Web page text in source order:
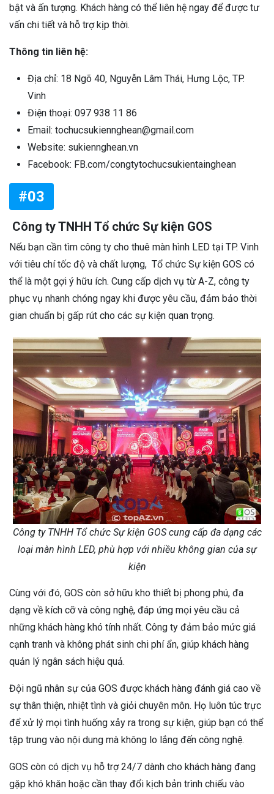
bật và ấn tượng. Khách hàng có thể liên hệ ngay để được tư
vấn chi tiết và hỗ trợ kịp thời.
Thông tin liên hệ:
Địa chỉ: 18 Ngõ 40, Nguyễn Lâm Thái, Hưng Lộc, TP.
Vinh
Điện thoại: 097 938 11 86
Email: tochucsukiennghean@gmail.com
Website: sukiennghean.vn
Facebook: FB.com/congtytochucsukientainghean
#03
Công ty TNHH Tổ chức Sự kiện GOS
Nếu bạn cần tìm công ty cho thuê màn hình LED tại TP. Vinh
với tiêu chí tốc độ và chất lượng, Tổ chức Sự kiện GOS có
thể là một gợi ý hữu ích. Cung cấp dịch vụ từ A-Z, công ty
phục vụ nhanh chóng ngay khi được yêu cầu, đảm bảo thời
gian chuẩn bị gấp rút cho các sự kiện quan trọng.
Công ty TNHH Tổ chức Sự kiện GOS cung cấp đa dạng các
loại màn hình LED, phù hợp với nhiều không gian của sự
kiện
Cùng với đó, GOS còn sở hữu kho thiết bị phong phú, đa
dạng về kích cỡ và công nghệ, đáp ứng mọi yêu cầu cả
những khách hàng khó tính nhất. Công ty đảm bảo mức giá
cạnh tranh và không phát sinh chi phí ẩn, giúp khách hàng
quản lý ngân sách hiệu quả.
Đội ngũ nhân sự của GOS được khách hàng đánh giá cao về
sự thân thiện, nhiệt tình và giỏi chuyên môn. Họ luôn túc trực
để xử lý mọi tình huống xảy ra trong sự kiện, giúp bạn có thể
tập trung vào nội dung mà không lo lắng đến công nghệ.
GOS còn có dịch vụ hỗ trợ 24/7 dành cho khách hàng đang
gặp khó khăn hoặc cần thay đổi kịch bản trình chiếu vào